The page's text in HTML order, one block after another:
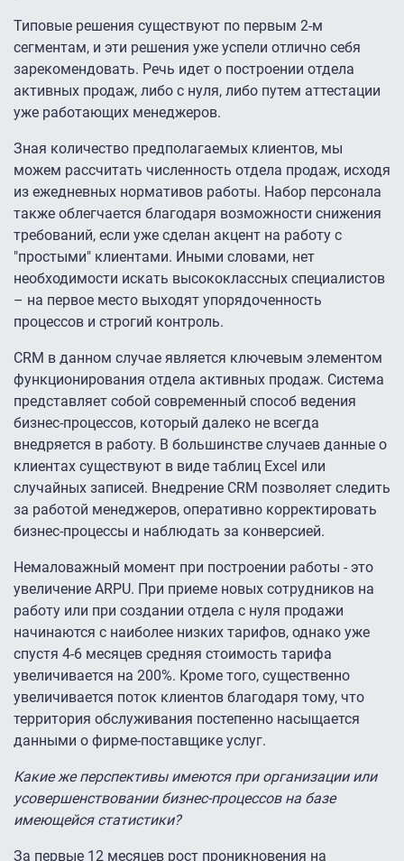
Типовые решения существуют по первым 2-м
сегментам, и эти решения уже успели отлично себя
зарекомендовать. Речь идет о построении отдела
активных продаж, либо с нуля, либо путем аттестации
уже работающих менеджеров.
Зная количество предполагаемых клиентов, мы
можем рассчитать численность отдела продаж, исходя
из ежедневных нормативов работы. Набор персонала
также облегчается благодаря возможности снижения
требований, если уже сделан акцент на работу с
"простыми" клиентами. Иными словами, нет
необходимости искать высококлассных специалистов
– на первое место выходят упорядоченность
процессов и строгий контроль.
CRM в данном случае является ключевым элементом
функционирования отдела активных продаж. Система
представляет собой современный способ ведения
бизнес-процессов, который далеко не всегда
внедряется в работу. В большинстве случаев данные о
клиентах существуют в виде таблиц Excel или
случайных записей. Внедрение CRM позволяет следить
за работой менеджеров, оперативно корректировать
бизнес-процессы и наблюдать за конверсией.
Немаловажный момент при построении работы - это
увеличение ARPU. При приеме новых сотрудников на
работу или при создании отдела с нуля продажи
начинаются с наиболее низких тарифов, однако уже
спустя 4-6 месяцев средняя стоимость тарифа
увеличивается на 200%. Кроме того, существенно
увеличивается поток клиентов благодаря тому, что
территория обслуживания постепенно насыщается
данными о фирме-поставщике услуг.
Какие же перспективы имеются при организации или
усовершенствовании бизнес-процессов на базе
имеющейся статистики?
За первые 12 месяцев рост проникновения на